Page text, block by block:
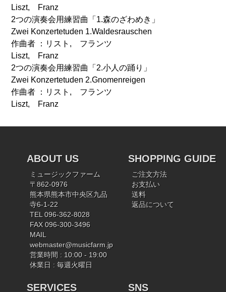
Liszt, Franz
2つの演奏会用練習曲「1.森のざわめき」
Zwei Konzertetuden 1.Waldesrauschen
作曲者 ：リスト, フランツ
Liszt, Franz
2つの演奏会用練習曲「2.小人の踊り」
Zwei Konzertetuden 2.Gnomenreigen
作曲者 ：リスト, フランツ
Liszt, Franz
ABOUT US
ミュージックファーム
〒862-0976
熊本県熊本市中央区九品
寺6-1-22
TEL 096-362-8028
FAX 096-300-3496
MAIL
webmaster@musicfarm.jp
営業時間 : 10:00 - 19:00
休業日 : 毎週火曜日
SHOPPING GUIDE
ご注文方法
お支払い
送料
返品について
SERVICES SNS